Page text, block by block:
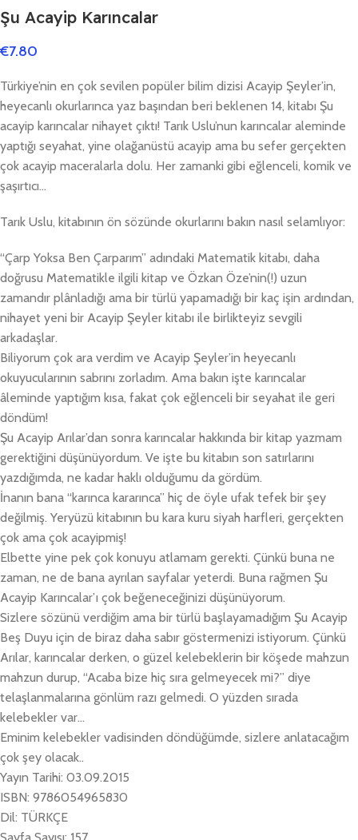
Şu Acayip Karıncalar
€7.80
Türkiye’nin en çok sevilen popüler bilim dizisi Acayip Şeyler’in,
heyecanlı okurlarınca yaz başından beri beklenen 14, kitabı Şu
acayip karıncalar nihayet çıktı! Tarık Uslu’nun karıncalar aleminde
yaptığı seyahat, yine olağanüstü acayip ama bu sefer gerçekten
çok acayip maceralarla dolu. Her zamanki gibi eğlenceli, komik ve
şaşırtıcı…
Tarık Uslu, kitabının ön sözünde okurlarını bakın nasıl selamlıyor:
“Çarp Yoksa Ben Çarparım” adındaki Matematik kitabı, daha
doğrusu Matematikle ilgili kitap ve Özkan Öze’nin(!) uzun
zamandır plânladığı ama bir türlü yapamadığı bir kaç işin ardından,
nihayet yeni bir Acayip Şeyler kitabı ile birlikteyiz sevgili
arkadaşlar.
Biliyorum çok ara verdim ve Acayip Şeyler’in heyecanlı
okuyucularının sabrını zorladım. Ama bakın işte karıncalar
âleminde yaptığım kısa, fakat çok eğlenceli bir seyahat ile geri
döndüm!
Şu Acayip Arılar’dan sonra karıncalar hakkında bir kitap yazmam
gerektiğini düşünüyordum. Ve işte bu kitabın son satırlarını
yazdığımda, ne kadar haklı olduğumu da gördüm.
İnanın bana “karınca kararınca” hiç de öyle ufak tefek bir şey
değilmiş. Yeryüzü kitabının bu kara kuru siyah harfleri, gerçekten
çok ama çok acayipmiş!
Elbette yine pek çok konuyu atlamam gerekti. Çünkü buna ne
zaman, ne de bana ayrılan sayfalar yeterdi. Buna rağmen Şu
Acayip Karıncalar’ı çok beğeneceğinizi düşünüyorum.
Sizlere sözünü verdiğim ama bir türlü başlayamadığım Şu Acayip
Beş Duyu için de biraz daha sabır göstermenizi istiyorum. Çünkü
Arılar, karıncalar derken, o güzel kelebeklerin bir köşede mahzun
mahzun durup, “Acaba bize hiç sıra gelmeyecek mi?” diye
telaşlanmalarına gönlüm razı gelmedi. O yüzden sırada
kelebekler var…
Eminim kelebekler vadisinden döndüğümde, sizlere anlatacağım
çok şey olacak..
Yayın Tarihi: 03.09.2015
ISBN: 9786054965830
Dil: TÜRKÇE
Sayfa Sayısı: 157